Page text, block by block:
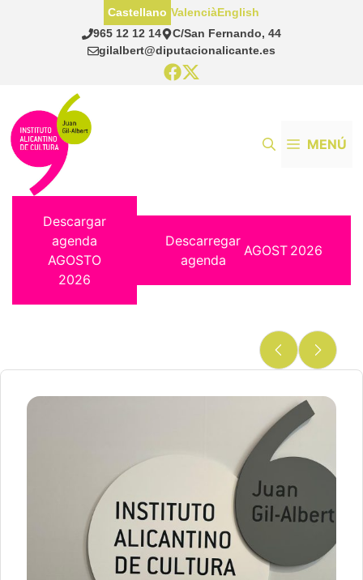
965 12 12 14
C/San Fernando, 44
gilalbert@diputacionalicante.es
Castellano ValenciàEnglish
MENÚ
Descargar
agenda
AGOSTO
2026
Descarregar
agenda
AGOST 2026